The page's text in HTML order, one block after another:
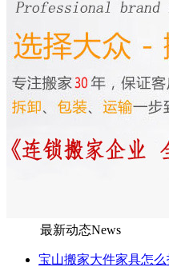
最新动态News
宝山搬家大件家具怎